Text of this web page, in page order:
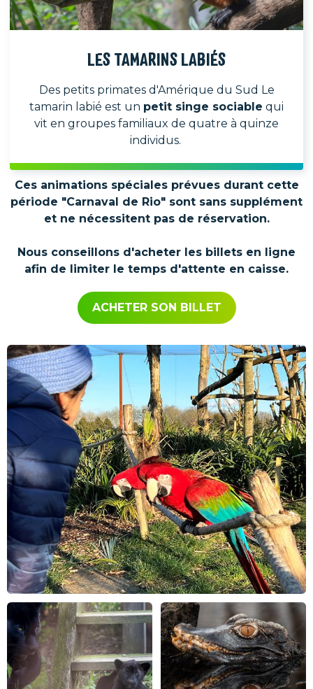
LES TAMARINS LABIÉS
Des petits primates d'Amérique du Sud Le
tamarin labié est un petit singe sociable qui
vit en groupes familiaux de quatre à quinze
individus.
Ces animations spéciales prévues durant cette
période "Carnaval de Rio" sont sans supplément
et ne nécessitent pas de réservation.
Nous conseillons d'acheter les billets en ligne
afin de limiter le temps d'attente en caisse.
ACHETER SON BILLET